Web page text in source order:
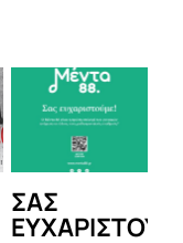
ΣΑΣ